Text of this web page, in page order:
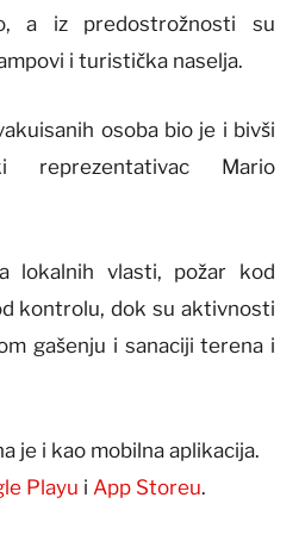
a iz predostrožnosti su
i turistička naselja.
osoba bio je i bivši
reprezentativac Mario
lokalnih vlasti, požar kod
kontrolu, dok su aktivnosti
gašenju i sanaciji terena i
je i kao mobilna aplikacija.
Playu i App Storeu.